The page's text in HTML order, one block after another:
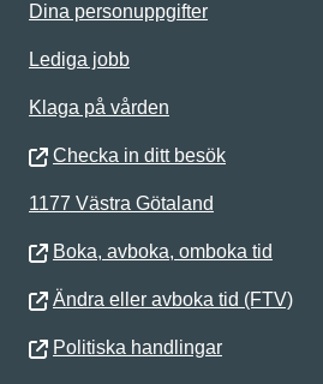
Dina personuppgifter
Lediga jobb
Klaga på vården
Checka in ditt besök
1177 Västra Götaland
Boka, avboka, omboka tid
Ändra eller avboka tid (FTV)
Politiska handlingar